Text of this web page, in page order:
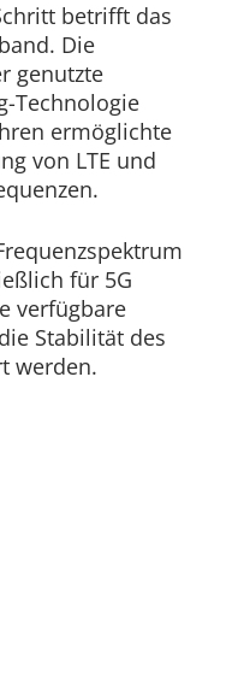
betrifft das
Die
genutzte
Technologie
ermöglichte
von LTE und
für 5G
verfügbare
Stabilität des
werden.